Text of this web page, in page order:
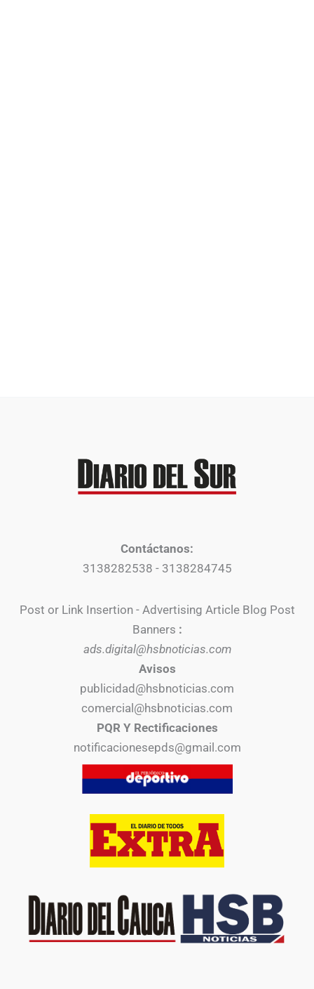
Contáctanos:
3138282538 - 3138284745
Post or Link Insertion - Advertising Article Blog Post
Banners :
ads.digital@hsbnoticias.com
Avisos
publicidad@hsbnoticias.com
comercial@hsbnoticias.com
PQR Y Rectificaciones
notificacionesepds@gmail.com